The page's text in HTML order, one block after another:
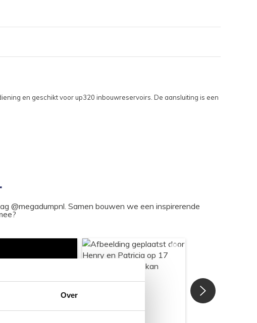
Over
en geschikt voor up320 inbouwreservoirs. De aansluiting is een
@megadumpnl. Samen bouwen we een inspirerende